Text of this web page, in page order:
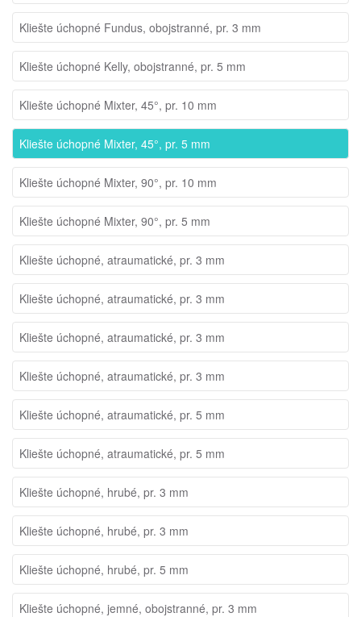
Kliešte úchopné Fundus, obojstranné, pr. 3 mm
Kliešte úchopné Kelly, obojstranné, pr. 5 mm
Kliešte úchopné Mixter, 45°, pr. 10 mm
Kliešte úchopné Mixter, 45°, pr. 5 mm
Kliešte úchopné Mixter, 90°, pr. 10 mm
Kliešte úchopné Mixter, 90°, pr. 5 mm
Kliešte úchopné, atraumatické, pr. 3 mm
Kliešte úchopné, atraumatické, pr. 3 mm
Kliešte úchopné, atraumatické, pr. 3 mm
Kliešte úchopné, atraumatické, pr. 3 mm
Kliešte úchopné, atraumatické, pr. 5 mm
Kliešte úchopné, atraumatické, pr. 5 mm
Kliešte úchopné, hrubé, pr. 3 mm
Kliešte úchopné, hrubé, pr. 3 mm
Kliešte úchopné, hrubé, pr. 5 mm
Kliešte úchopné, jemné, obojstranné, pr. 3 mm